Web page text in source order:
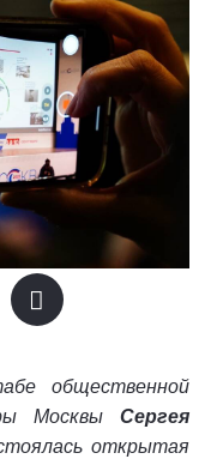
общественной
Москвы Сергея
открытая